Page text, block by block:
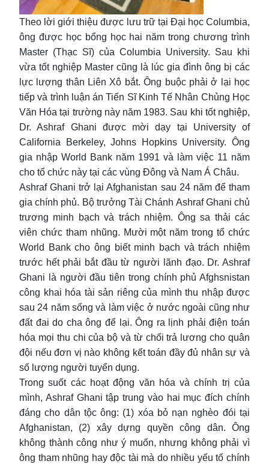
Theo lời giới thiệu được lưu trữ tại Đại học Columbia,
ông được học bổng học hai năm trong chương trình
Master (Thạc Sĩ) của Columbia University. Sau khi
vừa tốt nghiệp Master cũng là lúc gia đình ông bị các
lực lượng thân Liên Xô bắt. Ông buộc phải ở lại học
tiếp và trình luận án Tiến Sĩ Kinh Tế Nhân Chủng Học
Văn Hóa tại trường này năm 1983. Sau khi tốt nghiệp,
Dr. Ashraf Ghani được mời dạy tại University of
California Berkeley, Johns Hopkins University. Ông
gia nhập World Bank năm 1991 và làm việc 11 năm
cho tổ chức này tại các vùng Đông và Nam Á Châu.
Ashraf Ghani trở lại Afghanistan sau 24 năm để tham
gia chính phủ. Bộ trưởng Tài Chánh Ashraf Ghani chủ
trương minh bạch và trách nhiệm. Ông sa thải các
viên chức tham nhũng. Mười một năm trong tổ chức
World Bank cho ông biết minh bạch và trách nhiệm
trước hết phải bắt đầu từ người lãnh đạo. Dr. Ashraf
Ghani là người đầu tiên trong chính phủ Afghsnistan
công khai hóa tài sản riêng của mình thu nhập được
sau 24 năm sống và làm việc ở nước ngoài cũng như
đất đai do cha ông để lại. Ông ra lịnh phải điện toán
hóa mọi thu chi của bộ và từ chối trả lương cho quân
đội nếu đơn vị nào không kết toán đầy đủ nhân sự và
số lượng người tuyển dụng.
Trong suốt các hoạt động văn hóa và chính trị của
mình, Ashraf Ghani tập trung vào hai mục đích chính
đáng cho dân tộc ông: (1) xóa bỏ nạn nghèo đói tại
Afghanistan, (2) xây dựng quyền công dân. Ông
không thành công như ý muốn, nhưng không phải vì
ông tham nhũng hay độc tài mà do nhiều yếu tố chính